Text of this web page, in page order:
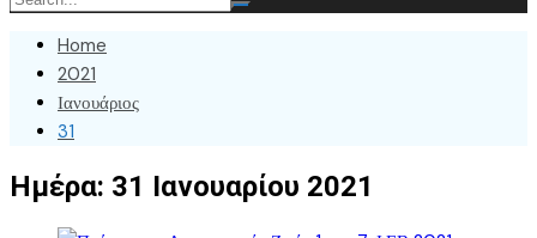
Home
2021
Ιανουάριος
31
Ημέρα: 31 Ιανουαρίου 2021